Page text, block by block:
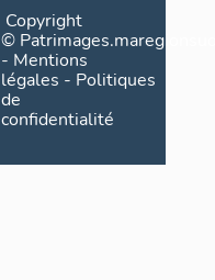
Copyright
©
- Mentions
légales - Politiques
de
confidentialité